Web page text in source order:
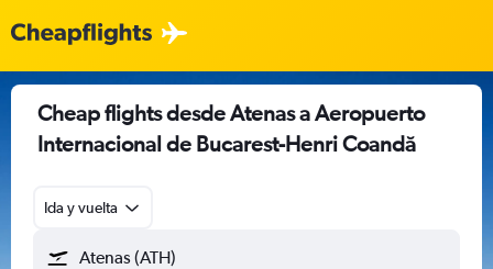
Cheap flights desde Atenas a Aeropuerto
Internacional de Bucarest-Henri Coandă
Ida y vuelta
Atenas (ATH)